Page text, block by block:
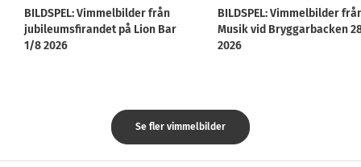
BILDSPEL: Vimmelbilder från
jubileumsfirandet på Lion Bar
1/8 2026
BILDSPEL: Vimmelbilder
Musik vid Bryggarbacken
2026
Se fler vimmelbilder